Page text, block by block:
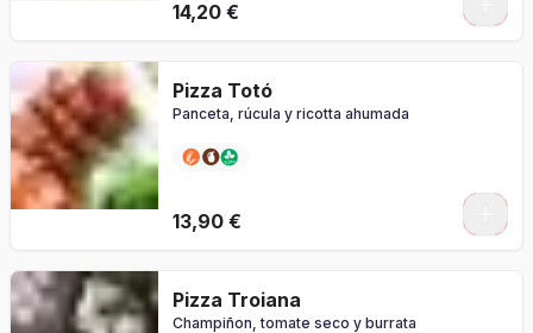
14,20 €
Pizza Totó
Panceta, rúcula y ricotta ahumada
13,90 €
Pizza Troiana
Champiñon, tomate seco y burrata